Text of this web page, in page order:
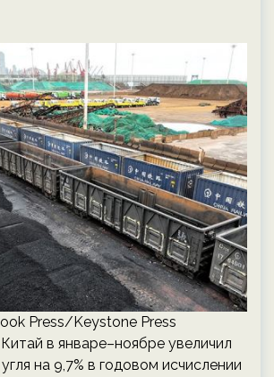
Press/Keystone Press
в январе–ноябре увеличил
на 9,7% в годовом исчислении